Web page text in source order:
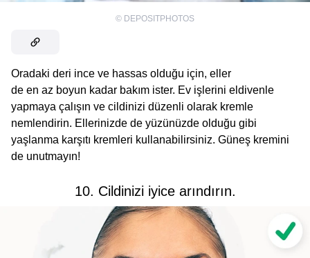
© DEPOSITPHOTOS
Oradaki deri ince ve hassas olduğu için, eller
de en az boyun kadar bakım ister. Ev işlerini eldivenle
yapmaya çalışın ve cildinizi düzenli olarak kremle
nemlendirin. Ellerinizde de yüzünüzde olduğu gibi
yaşlanma karşıtı kremleri kullanabilirsiniz. Güneş kremini
de unutmayın!
10. Cildinizi iyice arındırın.